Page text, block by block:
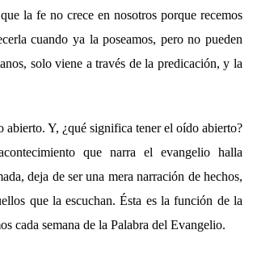
la fe no crece en nosotros porque recemos
cuando ya la poseamos, pero no pueden
solo viene a través de la predicación, y la
abierto. Y, ¿qué significa tener el oído abierto?
que narra el evangelio halla
deja de ser una mera narración de hechos,
que la escuchan. Ésta es la función de la
cada semana de la Palabra del Evangelio.